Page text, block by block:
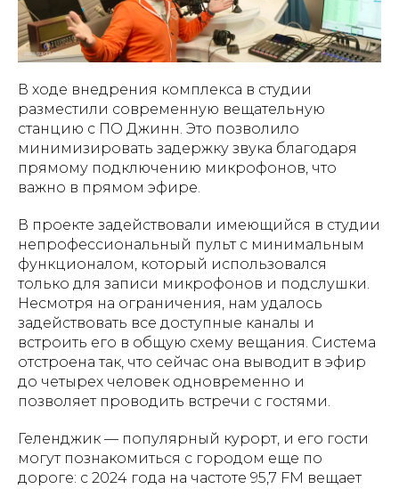
В ходе внедрения комплекса в студии
разместили современную вещательную
станцию с ПО Джинн. Это позволило
минимизировать задержку звука благодаря
прямому подключению микрофонов, что
важно в прямом эфире.
В проекте задействовали имеющийся в студии
непрофессиональный пульт с минимальным
функционалом, который использовался
только для записи микрофонов и подслушки.
Несмотря на ограничения, нам удалось
задействовать все доступные каналы и
встроить его в общую схему вещания. Система
отстроена так, что сейчас она выводит в эфир
до четырех человек одновременно и
позволяет проводить встречи с гостями.
Геленджик — популярный курорт, и его гости
могут познакомиться с городом еще по
дороге: с 2024 года на частоте 95,7 FM вещает